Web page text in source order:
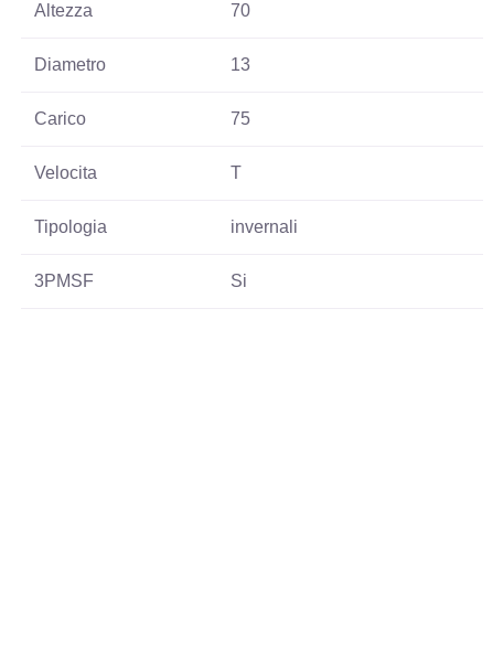
Altezza 70
Diametro 13
Carico 75
Velocita T
Tipologia invernali
3PMSF Si